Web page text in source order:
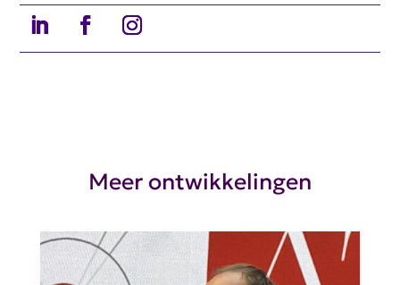
Meer ontwikkelingen